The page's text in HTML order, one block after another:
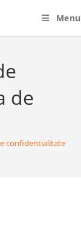
Menu
de
confidentialitate